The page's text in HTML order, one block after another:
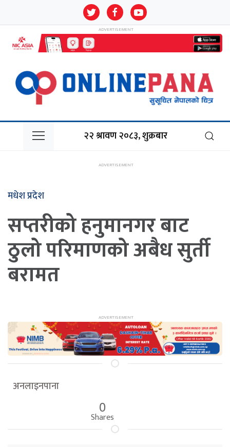
२२ श्रावण २०८३, शुक्रबार
मधेश प्रदेश
सप्तरीको हनुमानगर बाट
ठुलो परिमाणको अबैध सुर्ती
बरामत
अनलाइनपाना
0
Shares